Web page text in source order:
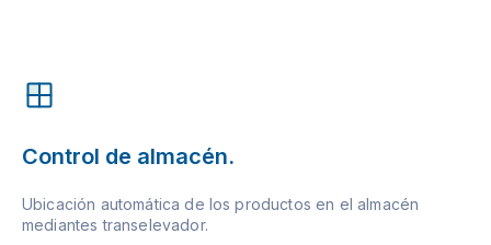
Control de almacén.
Ubicación automática de los productos en el almacén
mediantes transelevador.